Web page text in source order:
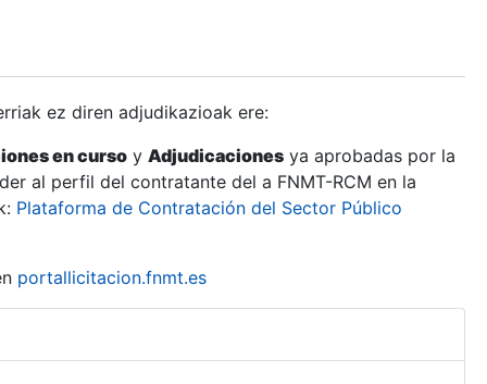
ez diren adjudikazioak ere:
en curso y Adjudicaciones ya aprobadas por la
al perfil del contratante del a FNMT-RCM en la
Plataforma de Contratación del Sector Público
portallicitacion.fnmt.es